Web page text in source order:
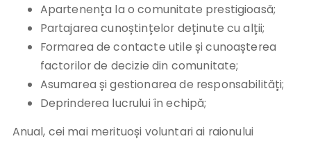
Apartenența la o comunitate prestigioasă;
Partajarea cunoștințelor deținute cu alții;
Formarea de contacte utile și cunoașterea
factorilor de decizie din comunitate;
Asumarea și gestionarea de responsabilități;
Deprinderea lucrului în echipă;
Anual, cei mai merituoși voluntari ai raionului